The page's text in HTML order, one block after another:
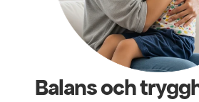
Balans och